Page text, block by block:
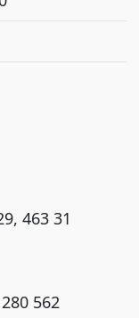
463 31
562